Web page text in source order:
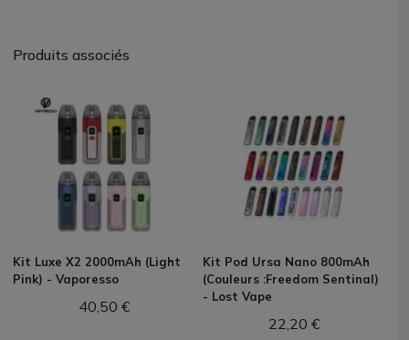
Produits associés
Kit Luxe X2 2000mAh (Light
Pink) - Vaporesso
40,50 €
Kit Pod Ursa Nano 800mAh
(Couleurs :Freedom Sentinal)
- Lost Vape
22,20 €